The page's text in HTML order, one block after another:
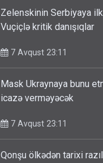
Zelenskinin Serbiyaya
Vuçiçlə kritik danışıqlar
7 Avqust 23:11
Mask Ukraynaya bunu
icazə verməyəcək
7 Avqust 23:11
Qonşu ölkədən tarixi